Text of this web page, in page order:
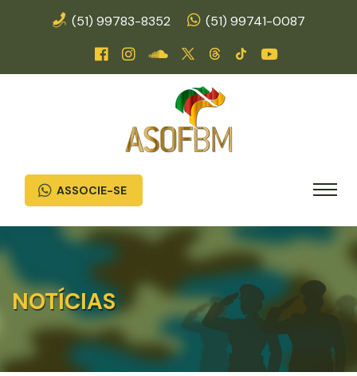
(51) 99783-8352 (51) 99741-0087
ASSOCIE-SE
NOTÍCIAS